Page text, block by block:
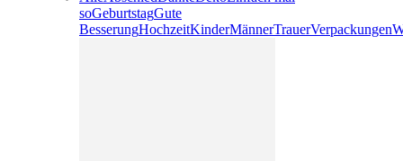
soGeburtstagGute
BesserungHochzeitKinderMännerTrauerVerpackungen